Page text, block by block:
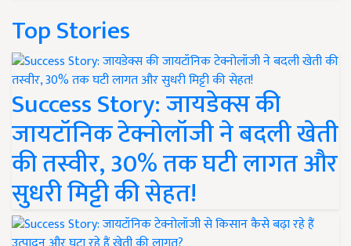
Top Stories
Success Story: जायडेक्स की
जायटॉनिक टेक्नोलॉजी ने बदली खेती
की तस्वीर, 30% तक घटी लागत और
सुधरी मिट्टी की सेहत!